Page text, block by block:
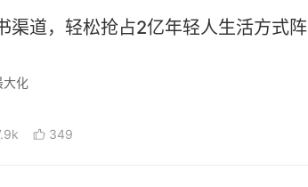
渠道，轻松抢占2亿年轻人生活方式阵
大化
349